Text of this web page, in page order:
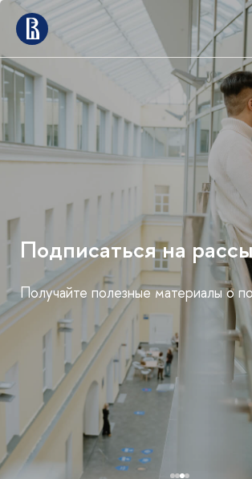
Мероприятия для
абитуриентов
График дней открытых дверей и
факультетов